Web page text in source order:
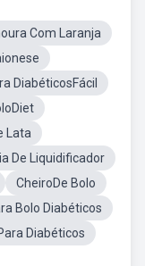
Com Laranja
DiabéticosFácil
Lata
De Liquidificador
CheiroDe Bolo
Bolo Diabéticos
Diabéticos